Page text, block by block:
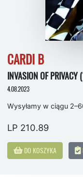
CARDI B
INVASION OF
4.08.2023
Wysyłamy w ciągu
LP 210.89
DO KOSZYKA